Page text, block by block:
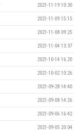
2021-11-19 10:30
2021-11-09 15:15
2021-11-08 09:25
2021-11-04 13:37
2021-10-14 16:20
2021-10-02 10:26
2021-09-28 14:40
2021-09-08 14:26
2021-09-06 16:42
2021-09-05 20:04